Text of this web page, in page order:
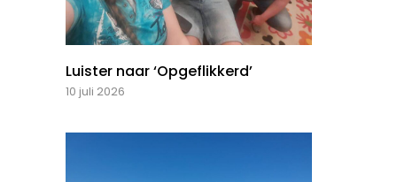
Luister naar ‘Opgeflikkerd’
10 juli 2026